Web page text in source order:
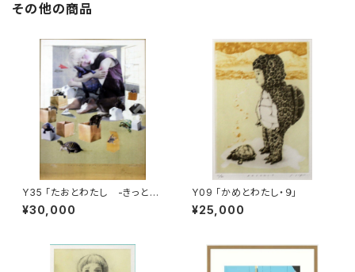
その他の商品
Y35 「たおとわたし -きっとキ
ミがわかる-」
¥30,000
Y09 「かめとわたし・９」
¥25,000